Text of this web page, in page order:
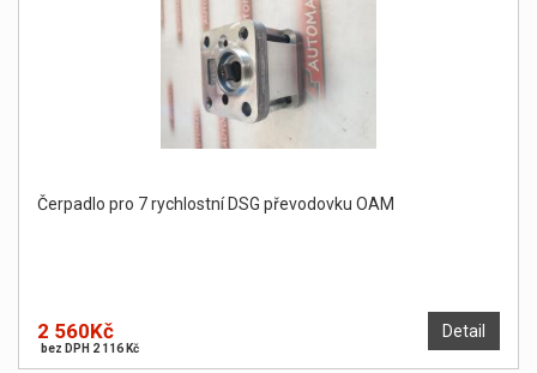
Čerpadlo pro 7 rychlostní DSG převodovku OAM
Detail
2 560Kč
bez DPH 2 116 Kč